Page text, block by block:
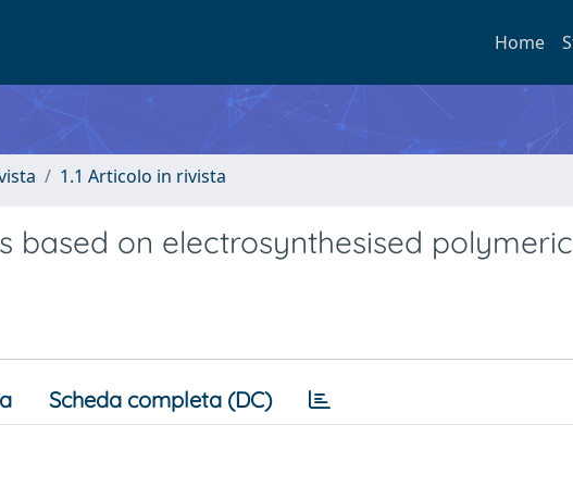
Home
1.1 Articolo in rivista
based on electrosynthesised
Scheda completa (DC)